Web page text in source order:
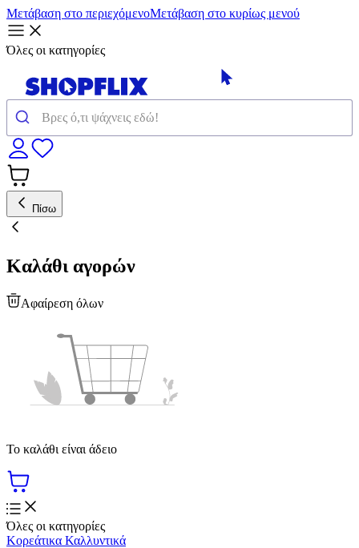
Μετάβαση στο περιεχόμενοΜετάβαση στο κυρίως μενού
Όλες οι κατηγορίες
Πίσω
Καλάθι αγορών
Αφαίρεση όλων
Το καλάθι είναι άδειο
Όλες οι κατηγορίες
Κορεάτικα Καλλυντικά